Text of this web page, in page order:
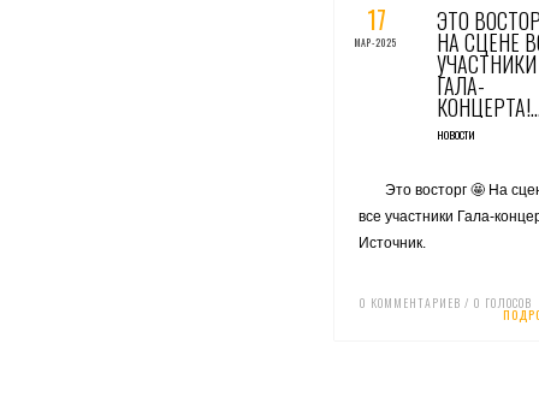
17
МАР-2025
ЭТО
НА СЦЕНЕ
УЧАСТНИКИ
ГАЛА-
НОВОСТИ
Это восторг 🤩 На
все участники Гала-
Источник.
0 КОММЕНТАРИЕВ / 0 ГОЛОСОВ